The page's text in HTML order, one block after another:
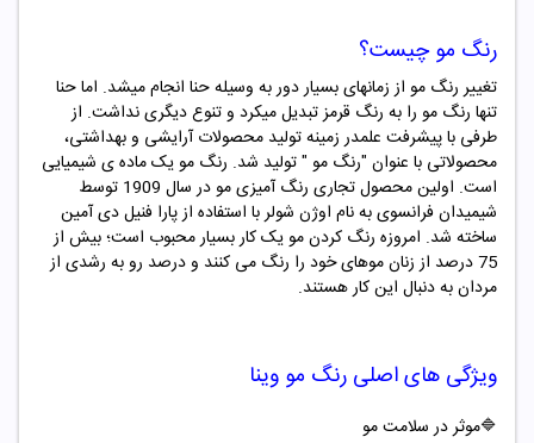
رنگ مو چیست؟
تغییر رنگ مو از زمانهای بسیار دور به وسیله حنا انجام میشد. اما حنا
تنها رنگ مو را به رنگ قرمز تبدیل میکرد و تنوع دیگری نداشت. از
طرفی با پیشرفت علمدر زمینه تولید محصولات آرایشی و بهداشتی،
محصولاتی با عنوان "رنگ مو "تولید شد. رنگ مو یک ماده ­ی شیمیایی
است. اولین محصول تجاری رنگ ­آمیزی مو در سال 1909 توسط
شیمیدان فرانسوی به نام اوژن شولر با استفاده از پارا فنیل دی آمین
ساخته شد. امروزه رنگ کردن مو یک کار بسیار محبوب است؛ بیش از
75 درصد از زنان موهای خود را رنگ می کنند و درصد رو به رشدی از
مردان به دنبال این کار هستند.
ویژگی های اصلی رنگ مو وینا
🔷موثر در سلامت مو